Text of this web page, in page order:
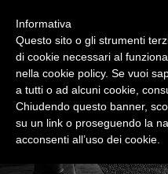
Informativa
Questo sito o gli strumenti
di cookie necessari al
nella cookie policy. Se vuoi
a tutti o ad alcuni cookie,
Chiudendo questo banner,
su un link o proseguendo la
acconsenti all’uso dei cookie.